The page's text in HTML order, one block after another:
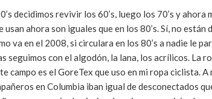
decidimos revivir los 60’s, luego los 70’s y ahora
ahora son iguales que en los 80’s. Sí, no están
va en el 2008, si circulara en los 80’s a nadie le
seguimos con el algodón, la lana, los acrílicos. La
campo es el GoreTex que uso en mi ropa ciclista.
en Columbia iban igual de desconectados